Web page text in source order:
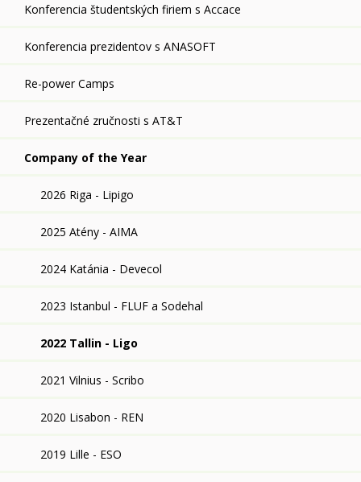
Konferencia študentských firiem s Accace
Konferencia prezidentov s ANASOFT
Re-power Camps
Prezentačné zručnosti s AT&T
Company of the Year
2026 Riga - Lipigo
2025 Atény - AIMA
2024 Katánia - Devecol
2023 Istanbul - FLUF a Sodehal
2022 Tallin - Ligo
2021 Vilnius - Scribo
2020 Lisabon - REN
2019 Lille - ESO